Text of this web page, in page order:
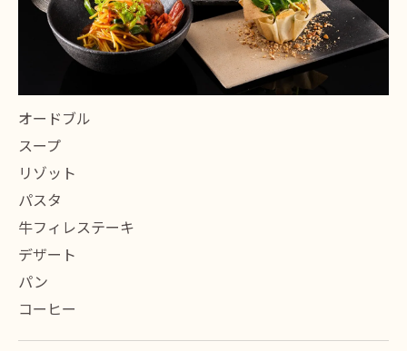
オードブル
スープ
リゾット
パスタ
牛フィレステーキ
デザート
パン
コーヒー